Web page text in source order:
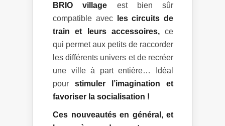
BRIO village est bien sûr
compatible avec
les circuits de
train et leurs accessoires,ce
qui permet aux petits de raccorder
les différents univers et de recréer
une ville à part entière… Idéal
pour stimuler l’imagination et
favoriser la socialisation !
Ces nouveautés en général, et